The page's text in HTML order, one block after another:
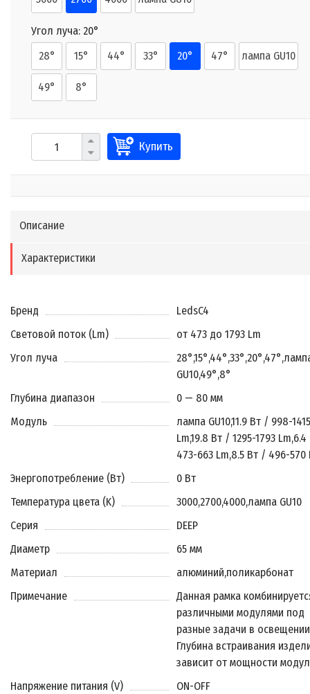
Угол луча: 20°
28°
15° 44° 33° 20° 47° лампа GU10
49° 8°
Купить
Описание
Характеристики
Бренд
LedsC4
Световой поток (Lm)
от 473 до 1793 Lm
Угол луча
28°15°,44°,33°,20°,47°,
GU10,49°,8°
Глубина диапазон
0 — 80 мм
Модуль
лампа GU10,11.9 Вт / 998-1415
Lm19.8 Вт / 1295-1793 Lm,6.4
473-663 Lm,8.5 Вт / 496-570
Энергопотребление (Вт)
0 Вт
Температура цвета (K)
3000,2700,4000,лампа GU10
Серия
DEEP
Диаметр
65 мм
Материал
алюминий,поликарбонат
Примечание
Данная рамка
различными модулями под
разные задачи в
Глубина встраивания
зависит от мощности
Напряжение питания (V)
ON-OFF